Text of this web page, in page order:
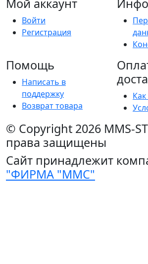
Мой аккаунт
Войти
Регистрация
Помощь
Написать в
поддержку
Возврат товара
© Copyright 2026 MMS-
права защищены
Сайт принадлежит
"ФИРМА "ММС"